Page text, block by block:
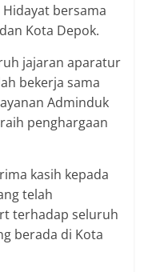
Hidayat bersama
Kota Depok.
jajaran aparatur
bekerja sama
Adminduk
penghargaan
kasih kepada
telah
terhadap seluruh
berada di Kota